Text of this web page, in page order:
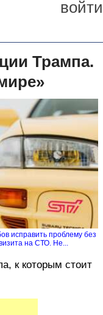
войти
Трампа.
исправить проблему без
на СТО. Не...
к которым стоит